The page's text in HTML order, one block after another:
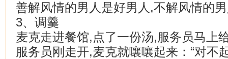
善解风情的男人是好男人,不解风情的
3、调羹
麦克走进餐馆,点了一份汤,服务员马上
服务员刚走开,麦克就嚷嚷起来：“对不